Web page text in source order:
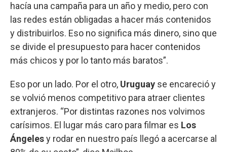
hacía una campaña para un año y medio, pero con
las redes están obligadas a hacer más contenidos
y distribuirlos. Eso no significa más dinero, sino que
se divide el presupuesto para hacer contenidos
más chicos y por lo tanto más baratos”.
Eso por un lado. Por el otro, Uruguay se encareció y
se volvió menos competitivo para atraer clientes
extranjeros. “Por distintas razones nos volvimos
carísimos. El lugar más caro para filmar es Los
Ángelesy rodar en nuestro país llegó a acercarse al